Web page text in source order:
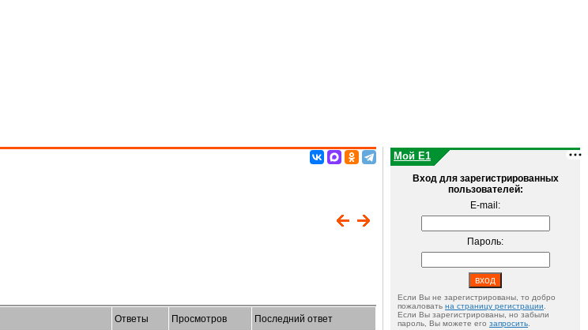
Ответы Просмотров Последний ответ
Мой E1
Вход для зарегистрированных
пользователей:
E-mail:
Пароль:
Если Вы не зарегистрированы, то добро
пожаловать на страницу регистрации
Если Вы зарегистрированы, но забыли
пароль, Вы можете его запросить